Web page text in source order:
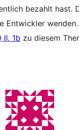
bezahlt hast.
Entwickler
II, 1b zu diesem